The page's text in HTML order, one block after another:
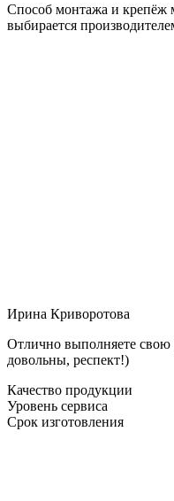
Способ монтажа и крепёж
выбирается
Ирина Криворотова
Отлично выполняете свою
довольны, респект!)
Качество продукции
Уровень сервиса
Срок изготовления